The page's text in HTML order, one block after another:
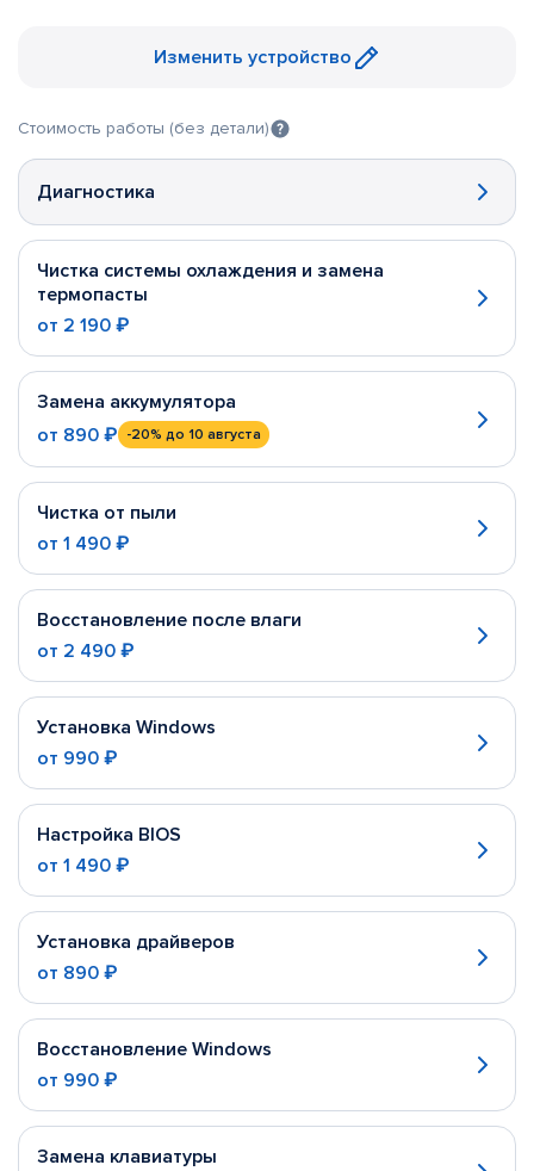
Изменить устройство
Стоимость работы (без детали)
Диагностика
Чистка системы охлаждения и замена
термопасты
от 2 190 ₽
Замена аккумулятора
от 890 ₽ -20% до 10 августа
Чистка от пыли
от 1 490 ₽
Восстановление после влаги
от 2 490 ₽
Установка Windows
от 990 ₽
Настройка BIOS
от 1 490 ₽
Установка драйверов
от 890 ₽
Восстановление Windows
от 990 ₽
Замена клавиатуры